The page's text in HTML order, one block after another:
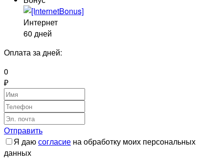
Интернет
60 дней
Оплата задней:
0
₽
Отправить
Я даюсогласие на обработку моих персональных
данных